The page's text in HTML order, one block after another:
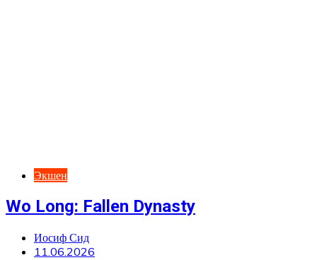
Экшен
Wo Long: Fallen Dynasty
Иосиф Сид
11.06.2026